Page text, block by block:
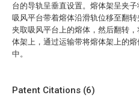
台的导轨呈垂直设置。熔体架呈夹
吸风平台带着熔体沿滑轨位移至翻
夹取吸风平台上的熔体，然后翻转
体架上，通过运输带将熔体架上的
中。
Patent Citations (6)